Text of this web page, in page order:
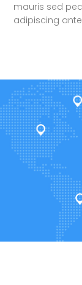
mauris sed
adipiscing